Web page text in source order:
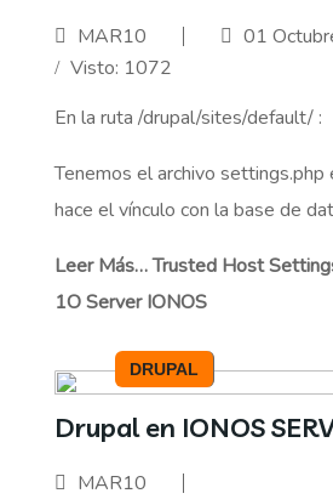
MAR10
01
Visto: 1072
En la ruta /drupal/sites/default/ :
Tenemos el archivo settings.php
hace el vínculo con la base de
Leer Más… Trusted Host
1O Server IONOS
Drupal en IONOS
MAR10
DRUPAL